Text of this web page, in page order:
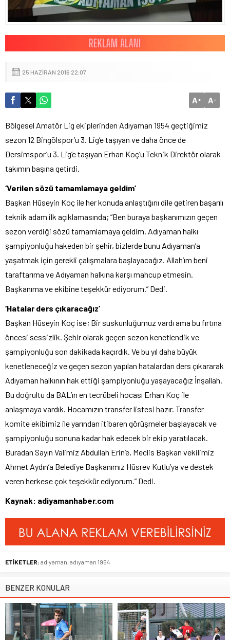
25 HAZIRAN 2016 22:07
A+ A-
Bölgesel Amatör Lig ekiplerinden Adıyaman 1954 geçtiğimiz
sezon 12 Bingölspor’u 3. Lig’e taşıyan ve daha önce de
Dersimspor’u 3. Lig’e taşıyan Erhan Koç’u Teknik Direktör olarak
takımın başına getirdi.
‘Verilen sözü tamamlamaya geldim’
Başkan Hüseyin Koç ile her konuda anlaştığını dile getiren başarılı
teknik adam ilk açıklamasında; “Ben buraya başkanımızın geçen
sezon verdiği sözü tamamlamaya geldim. Adıyaman halkı
şampiyonluğu hakeden bir şehir, bizlerde bunu Adıyaman’a
yaşatmak için gerekli çalışmalara başlayacağız. Allah’ım beni
taraftarıma ve Adıyaman halkına karşı mahcup etmesin.
Başkanıma ve ekibine teşekkür ediyorum.” Dedi.
‘Hatalar ders çıkaracağız’
Başkan Hüseyin Koç ise; Bir suskunluğumuz vardı ama bu fırtına
öncesi sessizlik. Şehir olarak geçen sezon kenetlendik ve
şampiyonluğu son dakikada kaçırdık. Ve bu yıl daha büyük
kenetleneceğiz ve geçen sezon yapılan hatalardan ders çıkararak
Adıyaman halkının hak ettiği şampiyonluğu yaşayacağız İnşallah.
Bu doğrultu da BAL’ın en tecrübeli hocası Erhan Koç ile
anlaşmaya vardık. Hocamızın transfer listesi hazır. Transfer
komite ekibimiz ile yarından itibaren görüşmeler başlayacak ve
şampiyonluğu sonuna kadar hak edecek bir ekip yaratılacak.
Buradan Sayın Valimiz Abdullah Erin’e, Meclis Başkan vekilimiz
Ahmet Aydın’a Belediye Başkanımız Hüsrev Kutlu’ya ve destek
veren herkese çok teşekkür ediyorum.” Dedi.
Kaynak: adiyamanhaber.com
ETİKETLER: adıyaman adıyaman 1954
BENZER KONULAR